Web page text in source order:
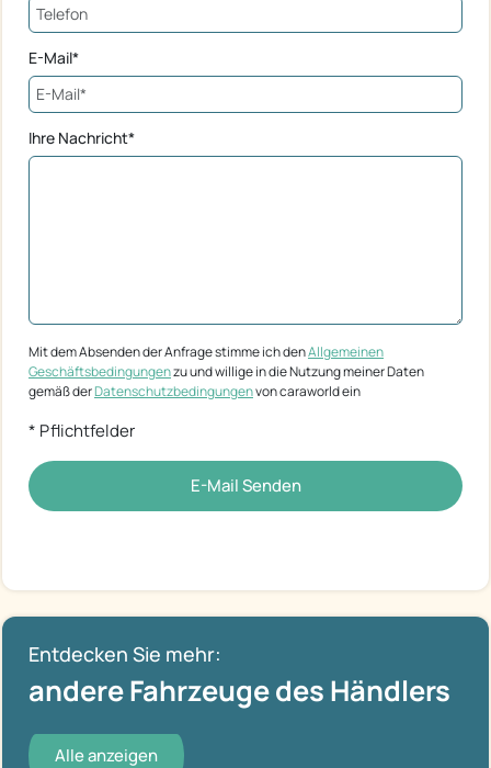
E-Mail*
Ihre Nachricht*
Mit dem Absenden der Anfrage stimme ich denAllgemeinen
Geschäftsbedingungenzu und willige in die Nutzung meiner Daten
gemäß derDatenschutzbedingungenvon caraworld ein
* Pflichtfelder
E-Mail Senden
Entdecken Sie mehr:
andere Fahrzeuge des Händlers
Alle anzeigen